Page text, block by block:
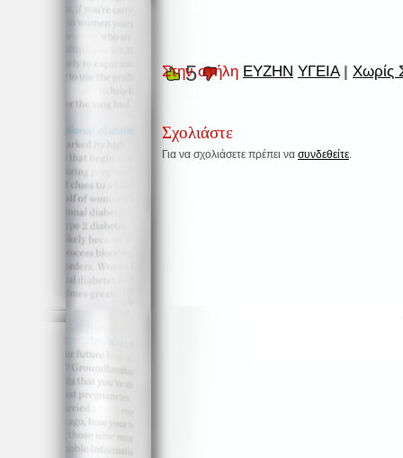
Στην στήλη ΕΥΖΗΝ ΥΓΕΙΑ Χωρίς
5
Σχολιάστε
Για να σχολιάσετε πρέπει να συνδεθείτε.